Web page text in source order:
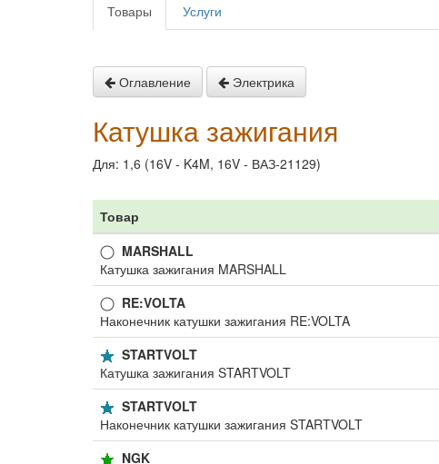
Товары Услуги
Оглавление Электрика
Катушка зажигания
Для: 1,6 (16V - K4M, 16V - ВАЗ-21129)
Товар
MARSHALL
Катушка зажигания MARSHALL
RE:VOLTA
Наконечник катушки зажигания RE:VOLTA
STARTVOLT
Катушка зажигания STARTVOLT
STARTVOLT
Наконечник катушки зажигания STARTVOLT
NGK